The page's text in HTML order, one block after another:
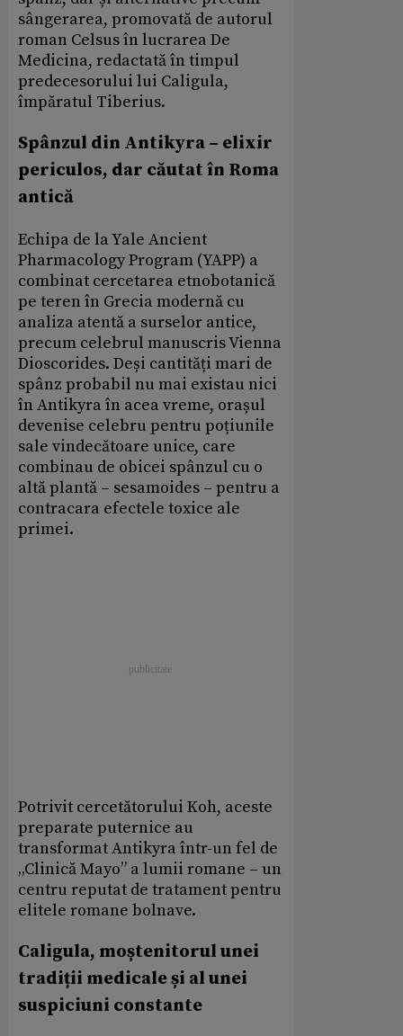
sângerarea, promovată de autorul
roman Celsus în lucrarea De
Medicina, redactată în timpul
predecesorului lui Caligula,
împăratul Tiberius.
Spânzul din Antikyra – elixir
periculos, dar căutat în Roma
antică
Echipa de la Yale Ancient
Pharmacology Program (YAPP) a
combinat cercetarea etnobotanică
pe teren în Grecia modernă cu
analiza atentă a surselor antice,
precum celebrul manuscris Vienna
Dioscorides. Deși cantități mari de
spânz probabil nu mai existau nici
în Antikyra în acea vreme, orașul
devenise celebru pentru poțiunile
sale vindecătoare unice, care
combinau de obicei spânzul cu o
altă plantă – sesamoides – pentru a
contracara efectele toxice ale
primei.
Potrivit cercetătorului Koh, aceste
preparate puternice au
transformat Antikyra într-un fel de
„Clinică Mayo” a lumii romane – un
centru reputat de tratament pentru
elitele romane bolnave.
Caligula, moștenitorul unei
tradiții medicale și al unei
suspiciuni constante